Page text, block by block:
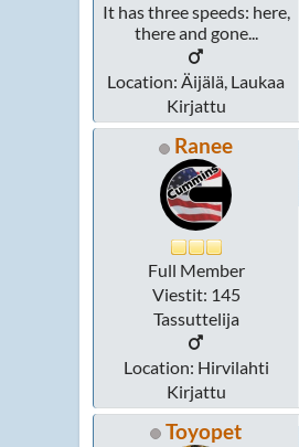
It has three speeds: here,
there and gone...
Location: Äijälä, Laukaa
Kirjattu
Ranee
Full Member
Viestit: 145
Tassuttelija
Location: Hirvilahti
Kirjattu
Toyopet